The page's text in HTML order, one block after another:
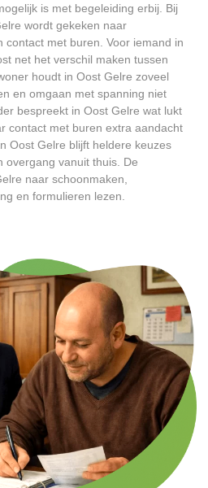
is met begeleiding erbij. Bij
wordt gekeken naar
contact met buren. Voor iemand in
net het verschil maken tussen
houdt in Oost Gelre zoveel
en omgaan met spanning niet
bespreekt in Oost Gelre wat lukt
contact met buren extra aandacht
Oost Gelre blijft heldere keuzes
overgang vanuit thuis. De
naar schoonmaken,
en formulieren lezen.